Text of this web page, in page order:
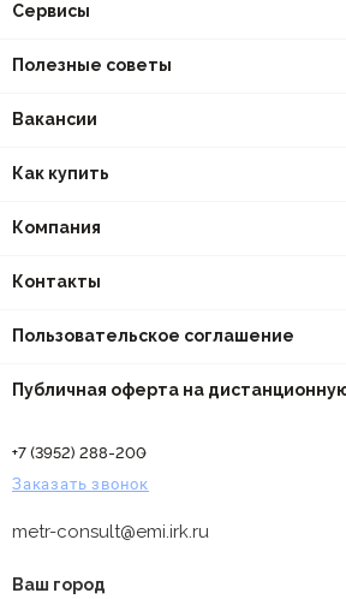
Сервисы
Полезные советы
Вакансии
Как купить
Компания
Контакты
Пользовательское соглашение
Публичная оферта на
+7 (3952) 288-200
Заказать звонок
metr-consult@emi.irk.ru
Ваш город